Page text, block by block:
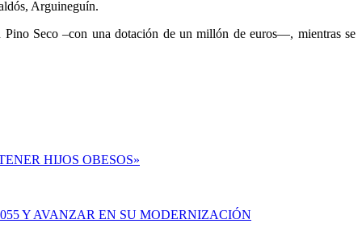
Arguineguín.
Pino Seco –con una dotación de un millón de euros—, mientras se
HIJOS OBESOS»
Y AVANZAR EN SU MODERNIZACIÓN